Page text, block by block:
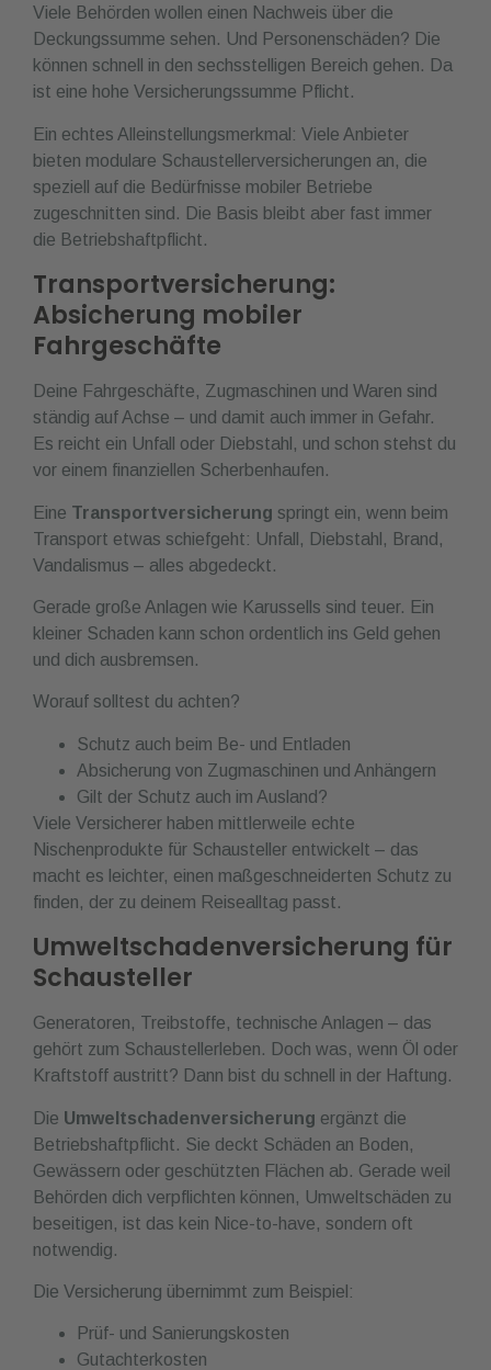
Viele Behörden wollen einen Nachweis über die
Deckungssumme sehen. Und Personenschäden? Die
können schnell in den sechsstelligen Bereich gehen. Da
ist eine hohe Versicherungssumme Pflicht.
Ein echtes Alleinstellungsmerkmal: Viele Anbieter
bieten modulare Schaustellerversicherungen an, die
speziell auf die Bedürfnisse mobiler Betriebe
zugeschnitten sind. Die Basis bleibt aber fast immer
die Betriebshaftpflicht.
Transportversicherung:
Absicherung mobiler
Fahrgeschäfte
Deine Fahrgeschäfte, Zugmaschinen und Waren sind
ständig auf Achse – und damit auch immer in Gefahr.
Es reicht ein Unfall oder Diebstahl, und schon stehst du
vor einem finanziellen Scherbenhaufen.
Eine Transportversicherung springt ein, wenn beim
Transport etwas schiefgeht: Unfall, Diebstahl, Brand,
Vandalismus – alles abgedeckt.
Gerade große Anlagen wie Karussells sind teuer. Ein
kleiner Schaden kann schon ordentlich ins Geld gehen
und dich ausbremsen.
Worauf solltest du achten?
Schutz auch beim Be- und Entladen
Absicherung von Zugmaschinen und Anhängern
Gilt der Schutz auch im Ausland?
Viele Versicherer haben mittlerweile echte
Nischenprodukte für Schausteller entwickelt – das
macht es leichter, einen maßgeschneiderten Schutz zu
finden, der zu deinem Reisealltag passt.
Umweltschadenversicherung für
Schausteller
Generatoren, Treibstoffe, technische Anlagen – das
gehört zum Schaustellerleben. Doch was, wenn Öl oder
Kraftstoff austritt? Dann bist du schnell in der Haftung.
Die Umweltschadenversicherung ergänzt die
Betriebshaftpflicht. Sie deckt Schäden an Boden,
Gewässern oder geschützten Flächen ab. Gerade weil
Behörden dich verpflichten können, Umweltschäden zu
beseitigen, ist das kein Nice-to-have, sondern oft
notwendig.
Die Versicherung übernimmt zum Beispiel:
Prüf- und Sanierungskosten
Gutachterkosten